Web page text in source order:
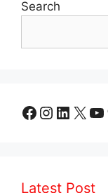
Search
Facebook
X
Latest Post